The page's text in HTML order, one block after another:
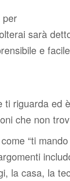
per
sarà
e
ti riguarda ed
che non
“ti
la casa, la